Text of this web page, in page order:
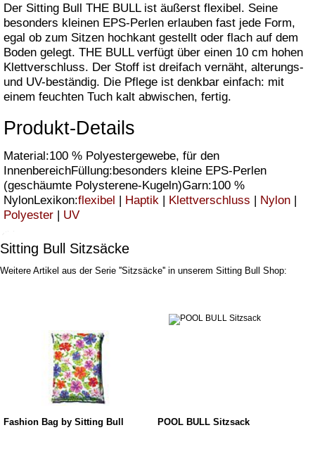
Der Sitting Bull THE BULL ist äußerst flexibel. Seine
besonders kleinen EPS-Perlen erlauben fast jede Form,
egal ob zum Sitzen hochkant gestellt oder flach auf dem
Boden gelegt. THE BULL verfügt über einen 10 cm hohen
Klettverschluss. Der Stoff ist dreifach vernäht, alterungs-
und UV-beständig. Die Pflege ist denkbar einfach: mit
einem feuchten Tuch kalt abwischen, fertig.
Produkt-Details
Material:100 % Polyestergewebe, für den
InnenbereichFüllung:besonders kleine EPS-Perlen
(geschäumte Polysterene-Kugeln)Garn:100 %
NylonLexikon:flexibel Haptik Klettverschluss Nylon
Polyester
UV
Sitting Bull Sitzsäcke
Weitere Artikel aus der Serie ''Sitzsäcke'' in unserem Sitting Bull Shop:
Fashion Bag by Sitting Bull POOL BULL Sitzsack